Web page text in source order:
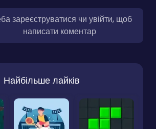
зареєструватися чи увійти, щоб
написати коментар
Найбільше лайків